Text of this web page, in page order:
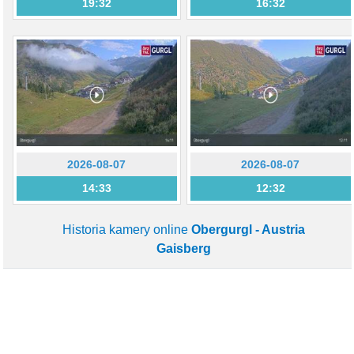
19:32 16:32
2026-08-07
14:33
2026-08-07
12:32
Historia kamery online Obergurgl - Austria
Gaisberg